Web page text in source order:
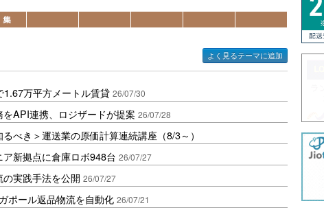
よく見るテーマに追加
万平方メートル賃貸 26/07/30
API連携、ロジザードが提案 26/07/28
べき＞運送業の原価計算連続講座（8/3～）
新拠点に倉庫ロボ948台 26/07/27
実践手法を公開 26/07/27
ポール返品物流を自動化 26/07/21